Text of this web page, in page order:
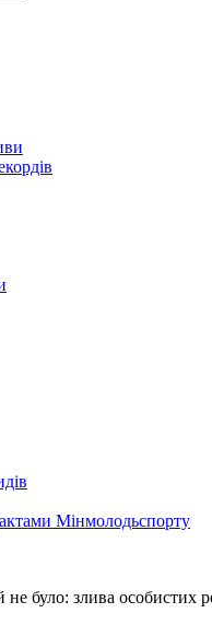
Мінмолодьспорту
було: злива особистих